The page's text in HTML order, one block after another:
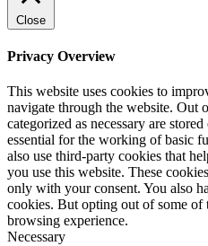
Close
Privacy Overview
This website uses cookies to
navigate through the website. Out
categorized as necessary are
essential for the working of basic
also use third-party cookies that
you use this website. These
only with your consent. You also
cookies. But opting out of some of
browsing experience.
Necessary